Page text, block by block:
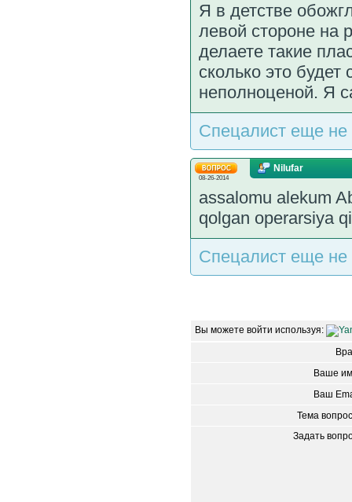
Я в детстве
левой стороне на
делаете такие
сколько это
неполноценой. Я
Спецалист еще не
08-26-2014
Nilufar
assalomu alekum
qolgan operarsiya
Спецалист еще не
Вы можете войти используя:
Ваше
Ваш
Тема
Задать